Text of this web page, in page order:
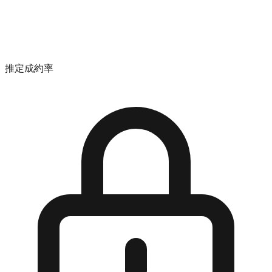
推定成約率